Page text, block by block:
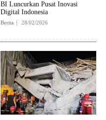
BI Luncurkan Pusat Inovasi
Digital Indonesia
Berita 28/02/2026